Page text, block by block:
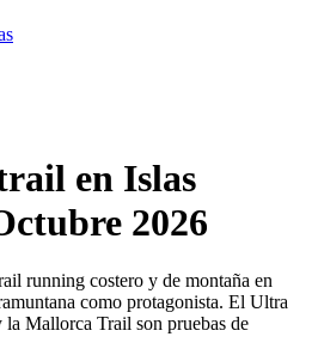
en Islas
2026
running costero y de montaña en
como protagonista. El Ultra
Mallorca Trail son pruebas de